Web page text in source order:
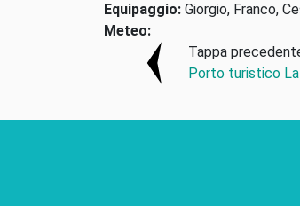
Equipaggio: Giorgio, Franco,
Meteo:
Tappa
Porto turistico